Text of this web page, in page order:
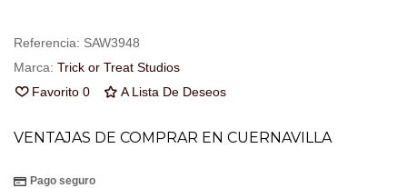
Referencia: SAW3948
Marca: Trick or Treat Studios
Favorito 0 A Lista De Deseos
VENTAJAS DE COMPRAR EN CUERNAVILLA
Pago seguro